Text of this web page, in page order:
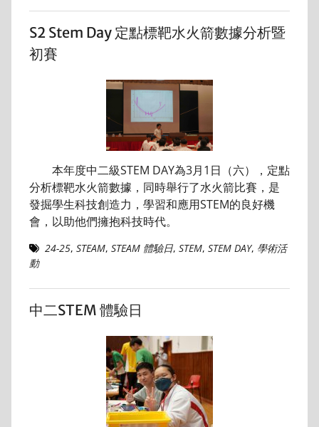
S2 Stem Day 定點標靶水火箭數據分析暨
初賽
本年度中二級STEM DAY為3月1日（六），定點
分析標靶水火箭數據，同時舉行了水火箭比賽，是
發掘學生科技創造力，學習和應用STEM的良好機
會，以助他們擁抱科技時代。
24-25, STEAM, STEAM 體驗日, STEM, STEM DAY, 學術活
動
中二STEM 體驗日